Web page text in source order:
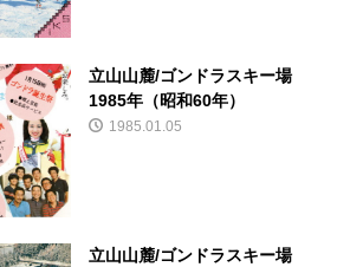
立山山麓/ゴンドラスキー場
1985年（昭和60年）
1985.01.05
立山山麓/ゴンドラスキー場